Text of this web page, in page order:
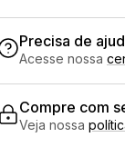
Precisa de
Acesse nossa
Compre com
Veja nossa